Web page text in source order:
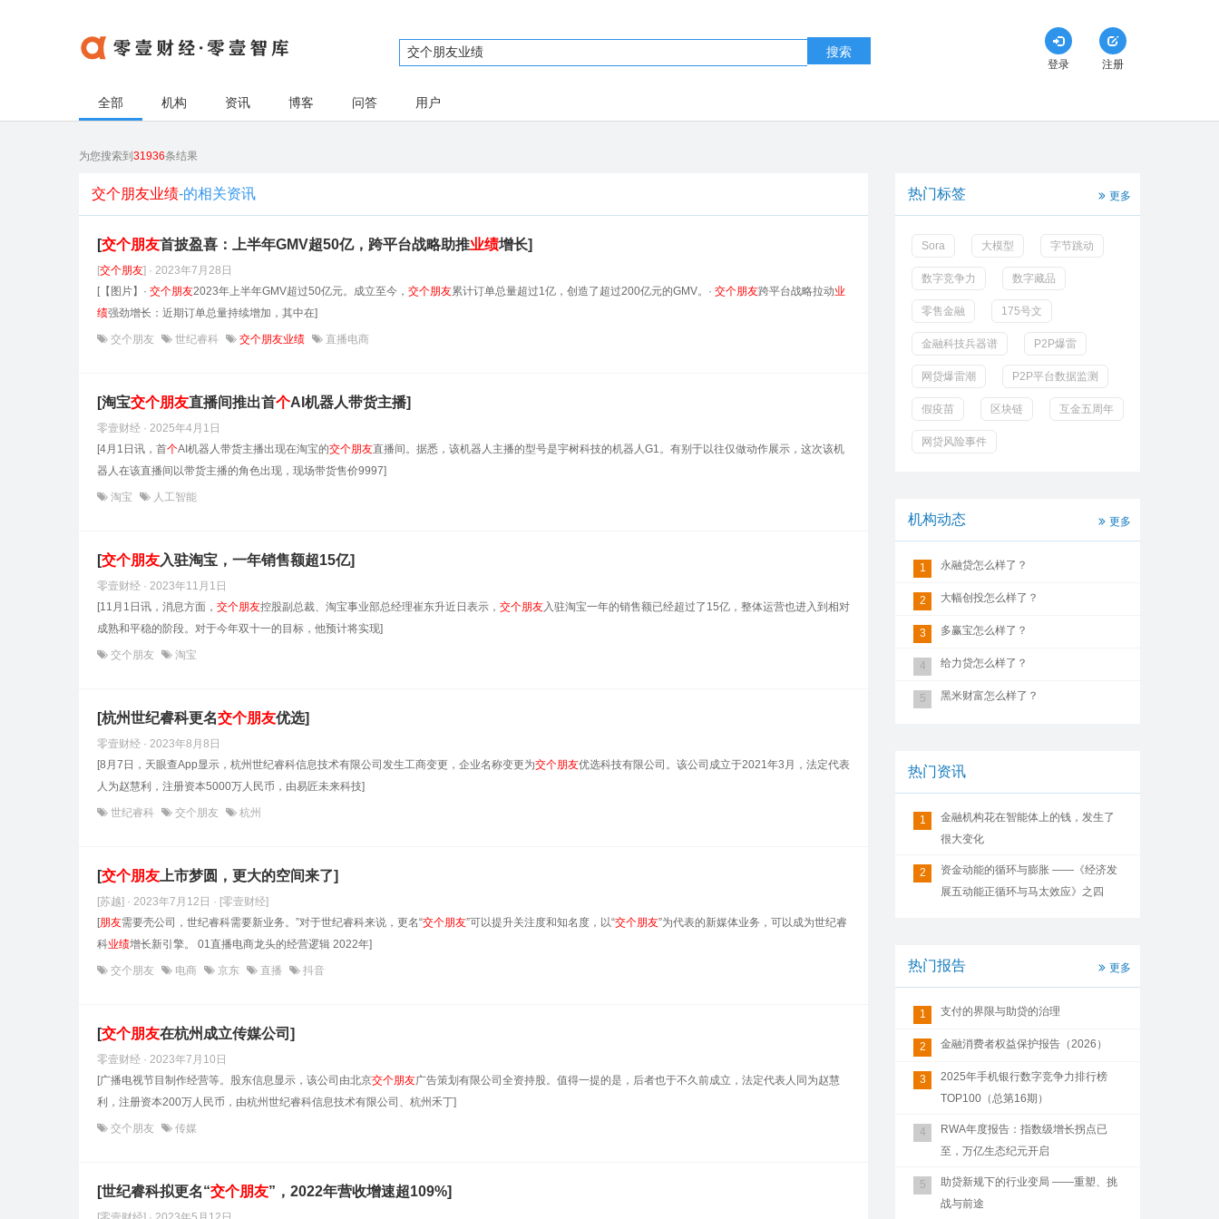
搜索
登录 注册
全部 机构 资讯 博客 问答 用户
为您搜索到 31936条结果
交个朋友业绩-的相关资讯
[交个朋友首披盈喜：上半年GMV超50亿，跨平台战略助推业绩增长]
[交个朋友] · 2023年7月28日
[【图片】· 交个朋友2023年上半年GMV超过50亿元。成立至今， 交个朋友累计订单总量超过1亿，创造了超过200亿元的GMV。· 交个朋友跨平台战略拉动业
绩强劲增长：近期订单总量持续增加，其中在]
交个朋友 世纪睿科 交个朋友业绩 直播电商
[淘宝交个朋友直播间推出首个AI机器人带货主播]
零壹财经 · 2025年4月1日
[4月1日讯，首个AI机器人带货主播出现在淘宝的交个朋友直播间。据悉，该机器人主播的型号是宇树科技的机器人G1。有别于以往仅做动作展示，这次该机
器人在该直播间以带货主播的角色出现，现场带货售价9997]
淘宝 人工智能
[交个朋友入驻淘宝，一年销售额超15亿]
零壹财经 · 2023年11月1日
[11月1日讯，消息方面， 交个朋友控股副总裁、淘宝事业部总经理崔东升近日表示， 交个朋友入驻淘宝一年的销售额已经超过了15亿，整体运营也进入到相对
成熟和平稳的阶段。对于今年双十一的目标，他预计将实现]
交个朋友 淘宝
[杭州世纪睿科更名交个朋友优选]
零壹财经 · 2023年8月8日
[8月7日，天眼查App显示，杭州世纪睿科信息技术有限公司发生工商变更，企业名称变更为交个朋友优选科技有限公司。该公司成立于2021年3月，法定代表
人为赵慧利，注册资本5000万人民币，由易匠未来科技]
世纪睿科 交个朋友 杭州
[交个朋友 上市梦圆，更大的空间来了]
[苏越] · 2023年7月12日 · [零壹财经]
[朋友需要壳公司，世纪睿科需要新业务。”对于世纪睿科来说，更名“交个朋友”可以提升关注度和知名度，以“交个朋友”为代表的新媒体业务，可以成为世纪睿
科业绩增长新引擎。 01直播电商龙头的经营逻辑 2022年]
交个朋友 电商 京东 直播 抖音
[交个朋友在杭州成立传媒公司]
零壹财经 · 2023年7月10日
[广播电视节目制作经营等。股东信息显示，该公司由北京交个朋友广告策划有限公司全资持股。值得一提的是，后者也于不久前成立，法定代表人同为赵慧
利，注册资本200万人民币，由杭州世纪睿科信息技术有限公司、杭州禾丁]
交个朋友 传媒
[世纪睿科拟更名“交个朋友”，2022年营收增速超109%]
热门标签 更多
Sora 大模型 字节跳动
数字竞争力 数字藏品
零售金融 175号文
金融科技兵器谱 P2P爆雷
网贷爆雷潮 P2P平台数据监测
假疫苗 区块链 互金五周年
网贷风险事件
机构动态 更多
1 永融贷怎么样了？
2 大幅创投怎么样了？
3 多赢宝怎么样了？
4 给力贷怎么样了？
5 黑米财富怎么样了？
热门资讯
1
金融机构花在智能体上的钱，发生了
很大变化
2
资金动能的循环与膨胀 ——《经济发
展五动能正循环与马太效应》之四
热门报告 更多
1 支付的界限与助贷的治理
2 金融消费者权益保护报告（2026）
3
2025年手机银行数字竞争力排行榜
TOP100（总第16期）
4
RWA年度报告：指数级增长拐点已
至，万亿生态纪元开启
5
助贷新规下的行业变局 ——重塑、挑
战与前途